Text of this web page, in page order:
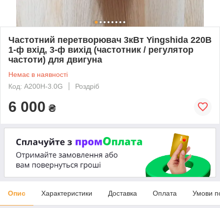
Частотний перетворювач 3кВт Yingshida 220В
1-ф вхід, 3-ф вихід (частотник / регулятор
частоти) для двигуна
Немає в наявності
Код: A200H-3.0G
Роздріб
6 000 ₴
Опис Характеристики Доставка Оплата Умови